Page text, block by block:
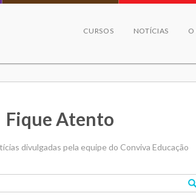
CURSOS NOTÍCIAS O
Fique Atento
divulgadas pela equipe do Conviva Educação